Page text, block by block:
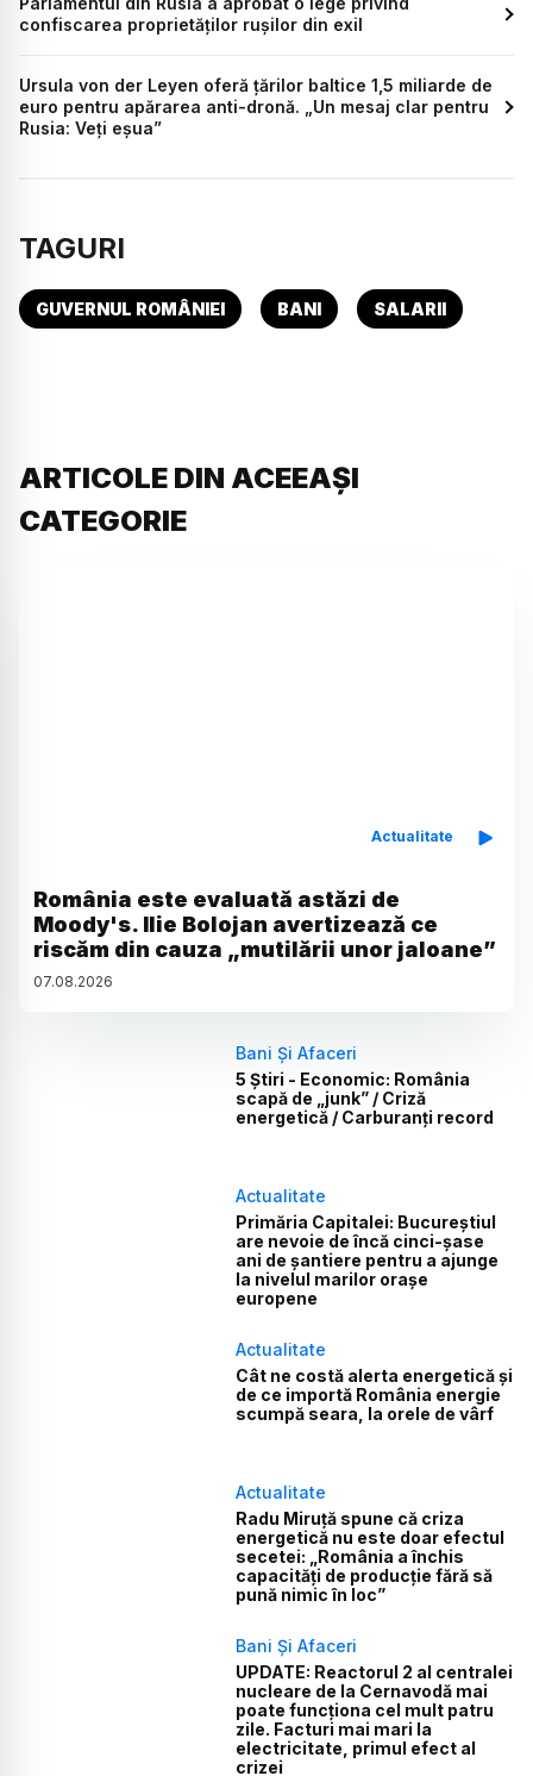
confiscarea proprietăților rușilor din exil
Ursula von der Leyen oferă țărilor baltice 1,5 miliarde de
euro pentru apărarea anti-dronă. „Un mesaj clar pentru
Rusia: Veți eșua”
TAGURI
GUVERNUL ROMÂNIEI BANI SALARII
ARTICOLE DIN ACEEAȘI
CATEGORIE
Actualitate
România este evaluată astăzi de
Moody's. Ilie Bolojan avertizează ce
riscăm din cauza „mutilării unor jaloane”
07.08.2026
Bani Și Afaceri
5 Știri - Economic: România
scapă de „junk” / Criză
energetică / Carburanți record
Actualitate
Primăria Capitalei: Bucureștiul
are nevoie de încă cinci-șase
ani de șantiere pentru a ajunge
la nivelul marilor orașe
europene
Actualitate
Cât ne costă alerta energetică și
de ce importă România energie
scumpă seara, la orele de vârf
Actualitate
Radu Miruță spune că criza
energetică nu este doar efectul
secetei: „România a închis
capacități de producție fără să
pună nimic în loc”
Bani Și Afaceri
UPDATE: Reactorul 2 al centralei
nucleare de la Cernavodă mai
poate funcționa cel mult patru
zile. Facturi mai mari la
electricitate, primul efect al
crizei